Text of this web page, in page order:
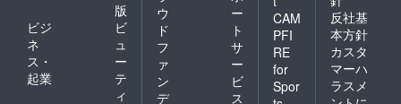
版
ビジ
ネ
ス・
起業
ビ
ュ
ー
テ
ィ
ウ
ド
フ
ァ
ン
デ
ー
ト
サ
ー
ビ
ス
CAM
PFI
RE
for
Spor
反社基
本方針
カスタ
マーハ
ラスメ